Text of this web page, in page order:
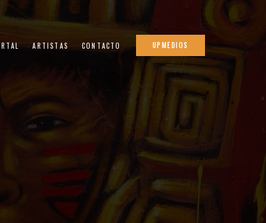
ARTISTAS CONTACTO UPMEDIOS